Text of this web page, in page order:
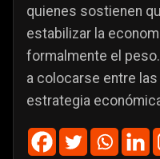
quienes sostienen
estabilizar la
formalmente el
a colocarse entre
estrategia